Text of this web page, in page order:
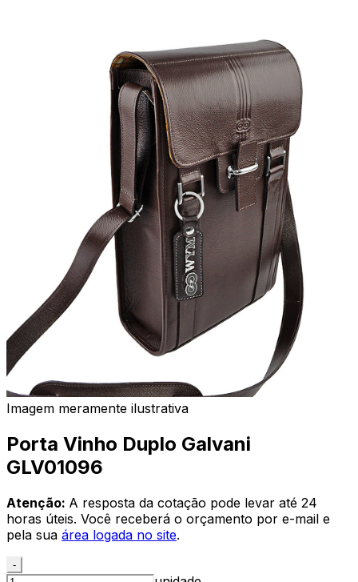
Imagem meramente ilustrativa
Porta Vinho Duplo Galvani
GLV01096
Atenção: A resposta da cotação pode levar até 24
horas úteis. Você receberá o orçamento por e-mail e
pela sua área logada no site.
-